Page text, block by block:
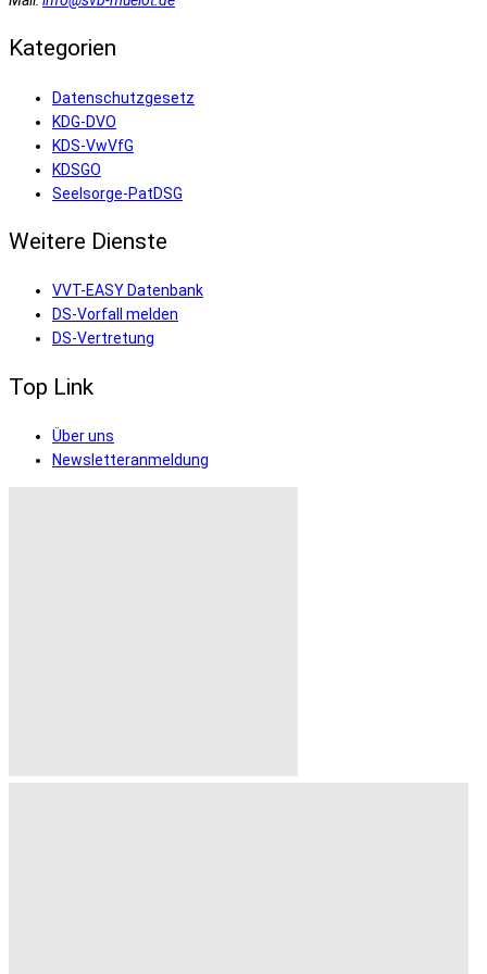
Kategorien
Datenschutzgesetz
KDG-DVO
KDS-VwVfG
KDSGO
Seelsorge-PatDSG
Weitere Dienste
VVT-EASY Datenbank
DS-Vorfall melden
DS-Vertretung
Top Link
Über uns
Newsletteranmeldung